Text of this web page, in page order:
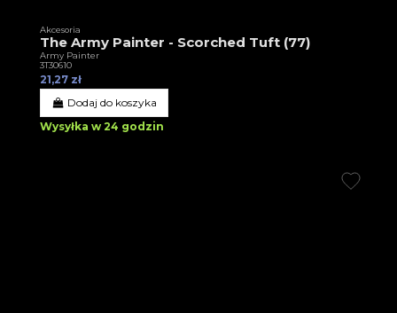
Akcesoria
The Army Painter - Scorched Tuft (77)
Army Painter
3T30610
21,27 zł
Dodaj do koszyka
Wysyłka w 24 godzin